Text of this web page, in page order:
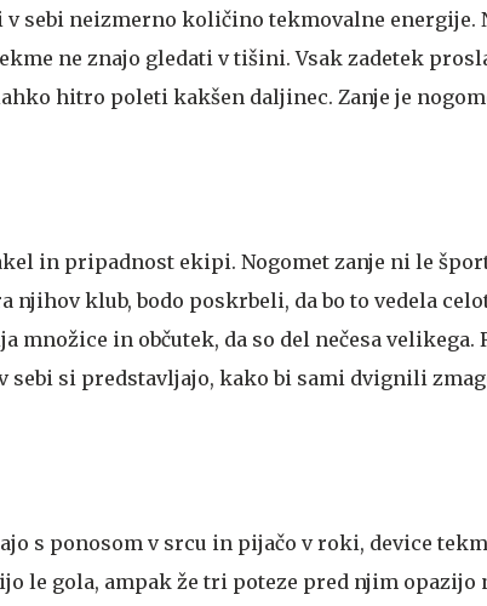
sebi neizmerno količino tekmovalne energije.
ne znajo gledati v tišini. Vsak zadetek
hitro poleti kakšen daljinec. Zanje je
in pripadnost ekipi. Nogomet zanje ni le
njihov klub, bodo poskrbeli, da bo to vedela
množice in občutek, da so del nečesa velikega.
sebi si predstavljajo, kako bi sami dvignili
s ponosom v srcu in pijačo v roki, device
le gola, ampak že tri poteze pred njim opazijo